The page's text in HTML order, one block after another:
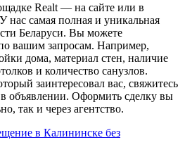
Realt — на сайте или в
самая полная и уникальная
Беларуси. Вы можете
вашим запросам. Например,
дома, материал стен, наличие
и количество санузлов.
заинтересовал вас, свяжитесь
объявлении. Оформить сделку вы
так и через агентство.
в Калининске без